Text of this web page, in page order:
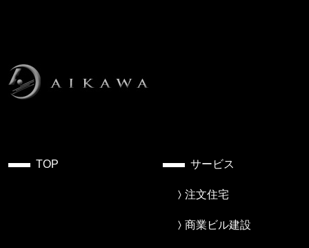
TOP サービス
注文住宅
商業ビル建設